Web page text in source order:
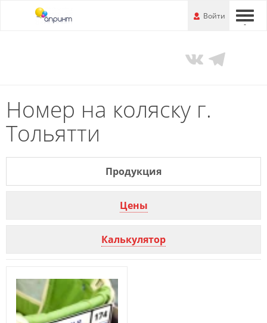
Перейти
---
Войти
Номер на коляску г.
Тольятти
Продукция
Цены
Калькулятор